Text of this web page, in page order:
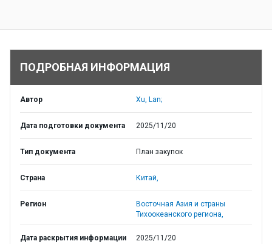
ПОДРОБНАЯ ИНФОРМАЦИЯ
Автор Xu, Lan;
Дата подготовки документа 2025/11/20
Тип документа План закупок
Страна Китай,
Регион
Восточная Азия и страны
Тихоокеанского региона,
Дата раскрытия информации 2025/11/20